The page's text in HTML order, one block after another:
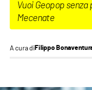
Vuoi Geopop
Mecenate
A cura diFilippo